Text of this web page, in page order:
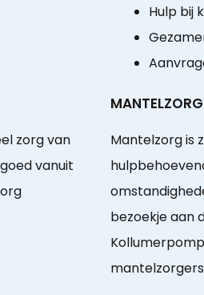
Hulp bij
zorg van
vanuit
MANTELZORG
Mantelzorg is
bezoekje aan